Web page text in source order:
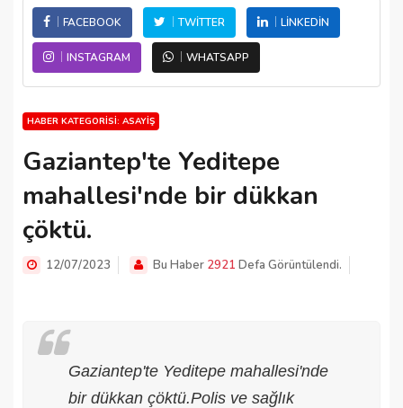
FACEBOOK TWITTER LINKEDIN
INSTAGRAM WHATSAPP
HABER KATEGORISI: ASAYIŞ
Gaziantep'te Yeditepe
mahallesi'nde bir dükkan
çöktü.
12/07/2023 Bu Haber 2921 Defa Görüntülendi.
Gaziantep'te Yeditepe mahallesi'nde
bir dükkan çöktü.Polis ve sağlık